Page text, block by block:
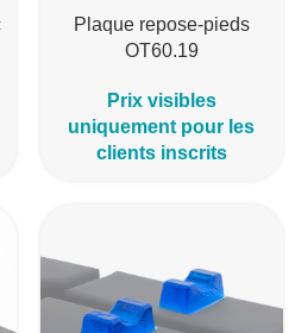
Plaque repose-pieds
OT60.19
Prix visibles
uniquement pour les
clients inscrits